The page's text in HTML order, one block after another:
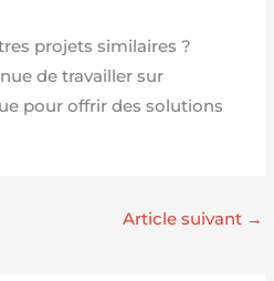
projets similaires ?
de travailler sur
pour offrir des solutions
Article suivant →